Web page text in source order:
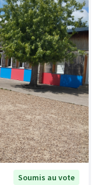
Soumis au vote